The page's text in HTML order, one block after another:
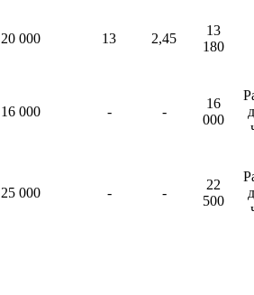
20 000 13 2,45
13
180
16 000 - -
16
000
25 000 - -
22
500